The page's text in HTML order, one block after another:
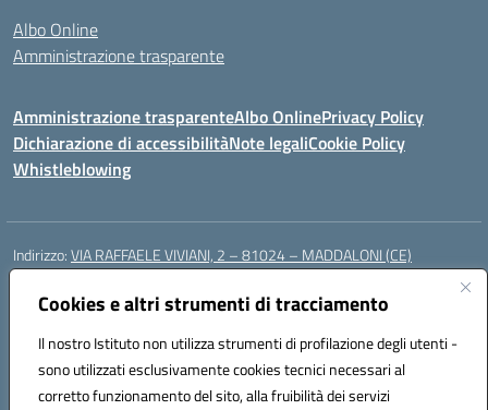
Cookies e altri strumenti di tracciamento
Il nostro Istituto non utilizza strumenti di profilazione degli utenti -
sono utilizzati esclusivamente cookies tecnici necessari al
corretto funzionamento del sito, alla fruibilità dei servizi
Albo Online
Amministrazione trasparente
Amministrazione trasparenteAlbo OnlinePrivacy Policy
Dichiarazione di accessibilitàNote legaliCookie Policy
Whistleblowing
Indirizzo:VIA RAFFAELE VIVIANI, 2 – 81024 – MADDALONI (CE)
Centralino:
Posta elettronica certificata (PEC):ceic8av00r@pec.istruzione.it
Codice fiscale: 93086020612
Codice meccanografico:CEIC8AV00R
Codice Indice delle Pubbliche Amministrazioni (IPA): icamm